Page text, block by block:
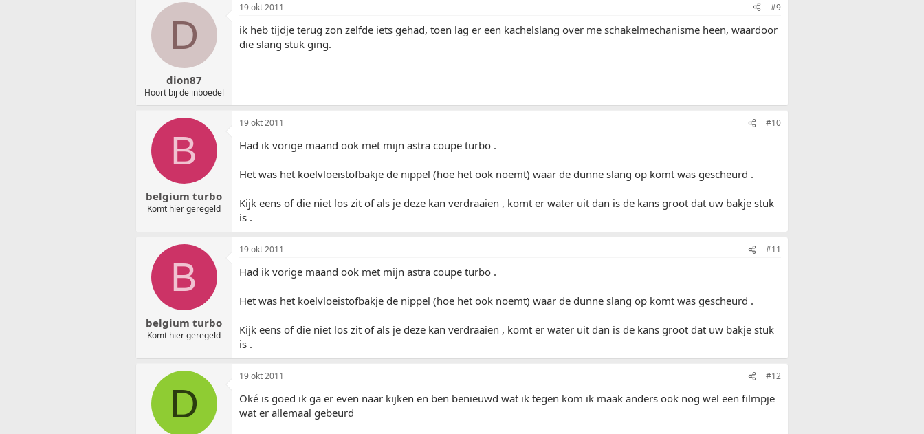
D
dion87
Hoort bij de inboedel
19 okt 2011 #9
ik heb tijdje terug zon zelfde iets gehad, toen lag er een kachelslang over me schakelmechanisme heen, waardoor
die slang stuk ging.
B
belgium turbo
Komt hier geregeld
19 okt 2011 #10
Had ik vorige maand ook met mijn astra coupe turbo .
Het was het koelvloeistofbakje de nippel (hoe het ook noemt) waar de dunne slang op komt was gescheurd .
Kijk eens of die niet los zit of als je deze kan verdraaien , komt er water uit dan is de kans groot dat uw bakje stuk
is .
B
belgium turbo
Komt hier geregeld
19 okt 2011 #11
Had ik vorige maand ook met mijn astra coupe turbo .
Het was het koelvloeistofbakje de nippel (hoe het ook noemt) waar de dunne slang op komt was gescheurd .
Kijk eens of die niet los zit of als je deze kan verdraaien , komt er water uit dan is de kans groot dat uw bakje stuk
is .
D
19 okt 2011 #12
Oké is goed ik ga er even naar kijken en ben benieuwd wat ik tegen kom ik maak anders ook nog wel een filmpje
wat er allemaal gebeurd